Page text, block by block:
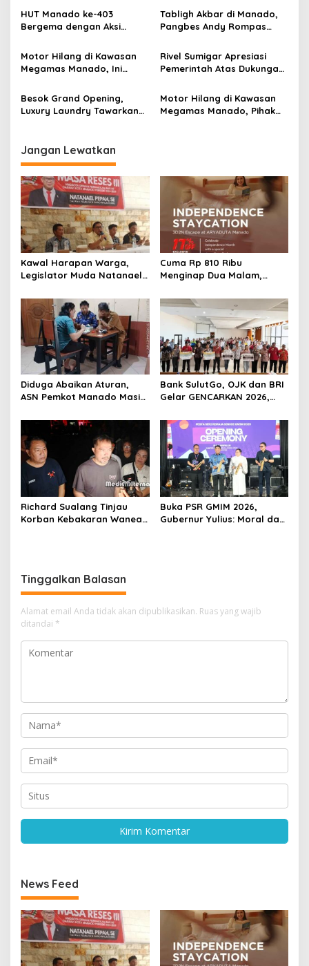
i
p
s
Laporan Polisi
Kamtibmas di Manado
HUT Manado ke-403
Bergema dengan Aksi
Targetkan 403 Kantong
Darah
Tabligh Akbar di Manado,
Pangbes Andy Rompas
Untuk Ustadz Das’ad Latif
Motor Hilang di Kawasan
Megamas Manado, Ini
Parkir
Rivel Sumigar Apresiasi
Pemerintah Atas Dukungan
Besok Grand Opening,
Luxury Laundry Tawarkan
Motor Hilang di Kawasan
Megamas Manado, Pihak
Jangan Lewatkan
Kawal Harapan Warga,
Legislator Muda Natanael
Bersih Segera
Ditindaklanjuti
Cuma Rp 810 Ribu
Menginap Dua Malam,
Hadirkan Promo
“Independence Staycation”
Diduga Abaikan Aturan,
ASN Pemkot Manado Masih
Jam Kerja
Bank SulutGo, OJK dan BRI
Gelar GENCARKAN 2026,
Keuangan Petani Minsel
Richard Sualang Tinjau
Korban Kebakaran Wanea,
Buka PSR GMIM 2026,
Gubernur Yulius: Moral dan
Tinggalkan Balasan
Alamat email Anda tidak akan dipublikasikan. Ruas yang wajib
ditandai *
News Feed